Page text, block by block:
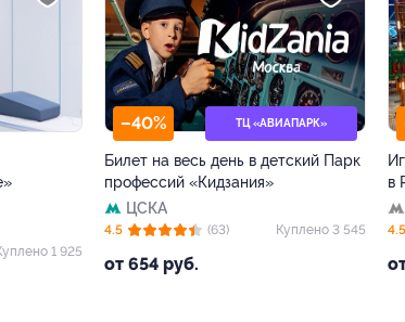
ТЦ «АВИАПАРК»
на весь день в детский Парк
«Кидзания»
654 руб.
Куплено 3 545
–50%
Игра на
в Play Day со
4.5 (38)